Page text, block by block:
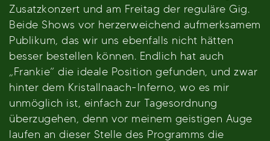
Zusatzkonzert und am Freitag der reguläre Gig.
Beide Shows vor herzerweichend aufmerksamem
Publikum, das wir uns ebenfalls nicht hätten
besser bestellen können. Endlich hat auch
„Frankie“ die ideale Position gefunden, und zwar
hinter dem Kristallnaach-Inferno, wo es mir
unmöglich ist, einfach zur Tagesordnung
überzugehen, denn vor meinem geistigen Auge
laufen an dieser Stelle des Programms die